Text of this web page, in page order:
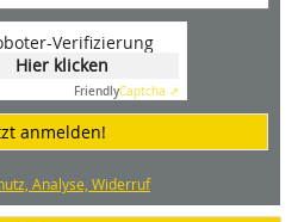
Verifizierung
Hier klicken
FriendlyCaptcha ⇗
anmelden!
Analyse, Widerruf